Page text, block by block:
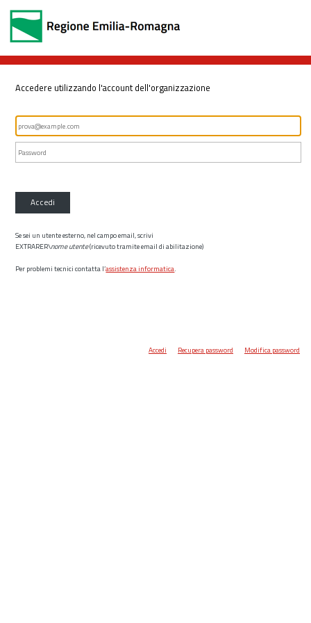
Accedere utilizzando l'account dell'organizzazione
Accedi
Se sei un utente esterno, nel campo email, scrivi
EXTRARER\nome utente(ricevuto tramite email di abilitazione)
Per problemi tecnici contatta l’assistenza informatica.
Accedi Recupera password Modifica password